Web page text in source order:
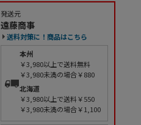
発送元
遠藤商事
送料対策に！商品はこちら
本州
￥3,980以上で送料無料
￥3,980未満の場合￥880
北海道
￥3,980以上で送料￥550
￥3,980未満の場合￥1,100